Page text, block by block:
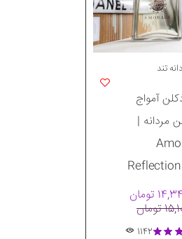
تند
آمواج
مردانه |
تومان
1142